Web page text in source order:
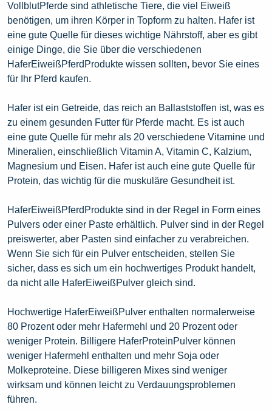
VollblutPferde sind athletische Tiere, die viel Eiweiß
benötigen, um ihren Körper in Topform zu halten. Hafer ist
eine gute Quelle für dieses wichtige Nährstoff, aber es gibt
einige Dinge, die Sie über die verschiedenen
HaferEiweißPferdProdukte wissen sollten, bevor Sie eines
für Ihr Pferd kaufen.
Hafer ist ein Getreide, das reich an Ballaststoffen ist, was es
zu einem gesunden Futter für Pferde macht. Es ist auch
eine gute Quelle für mehr als 20 verschiedene Vitamine und
Mineralien, einschließlich Vitamin A, Vitamin C, Kalzium,
Magnesium und Eisen. Hafer ist auch eine gute Quelle für
Protein, das wichtig für die muskuläre Gesundheit ist.
HaferEiweißPferdProdukte sind in der Regel in Form eines
Pulvers oder einer Paste erhältlich. Pulver sind in der Regel
preiswerter, aber Pasten sind einfacher zu verabreichen.
Wenn Sie sich für ein Pulver entscheiden, stellen Sie
sicher, dass es sich um ein hochwertiges Produkt handelt,
da nicht alle HaferEiweißPulver gleich sind.
Hochwertige HaferEiweißPulver enthalten normalerweise
80 Prozent oder mehr Hafermehl und 20 Prozent oder
weniger Protein. Billigere HaferProteinPulver können
weniger Hafermehl enthalten und mehr Soja oder
Molkeproteine. Diese billigeren Mixes sind weniger
wirksam und können leicht zu Verdauungsproblemen
führen.